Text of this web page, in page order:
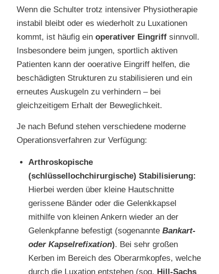
Wenn die Schulter trotz intensiver Physiotherapie
instabil bleibt oder es wiederholt zu Luxationen
kommt, ist häufig ein operativer Eingriffsinnvoll.
Insbesondere beim jungen, sportlich aktiven
Patienten kann der ooerative Eingriff helfen, die
beschädigten Strukturen zu stabilisieren und ein
erneutes Auskugeln zu verhindern – bei
gleichzeitigem Erhalt der Beweglichkeit.
Je nach Befund stehen verschiedene moderne
Operationsverfahren zur Verfügung:
Arthroskopische
(schlüssellochchirurgische) Stabilisierung:
Hierbei werden über kleine Hautschnitte
gerissene Bänder oder die Gelenkkapsel
mithilfe von kleinen Ankern wieder an der
Gelenkpfanne befestigt (sogenannte Bankart-
oder Kapselrefixation). Bei sehr großen
Kerben im Bereich des Oberarmkopfes, welche
durch die Luxation entstehen (sog. Hill-Sachs